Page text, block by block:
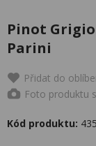
Pinot Grigio
Parini
Přidat do
Foto produktu
Kód produktu: